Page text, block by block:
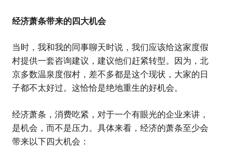
经济萧条带来的四大机会
当时，我和我的同事聊天时说，我们应该给这家度假
村提供一套咨询建议，建议他们赶紧转型。因为，北
京多数温泉度假村，差不多都是这个现状，大家的日
子都不太好过。这恰恰是绝地重生的好机会。
经济萧条，消费吃紧，对于一个有眼光的企业来讲，
是机会，而不是压力。具体来看，经济的萧条至少会
带来以下四大机会：